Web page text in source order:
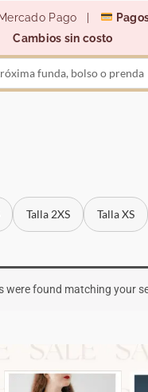
Pago |
Cambios sin costo
Talla 2XS Talla XS
were found matching your